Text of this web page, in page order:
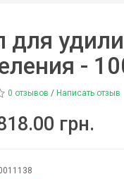
(27)
(7)
для
-
0 отзывов / Написать отзыв
грн.